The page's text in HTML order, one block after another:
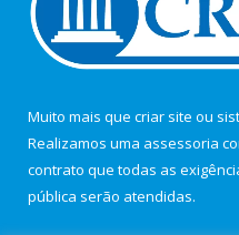
Muito mais que criar site ou
Realizamos uma assessoria
contrato que todas as
pública serão atendidas.